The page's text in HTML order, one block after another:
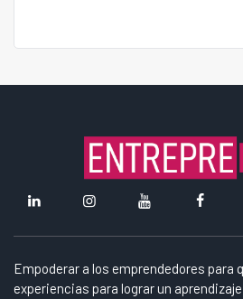
Empoderar a los emprendedores para
experiencias para lograr un